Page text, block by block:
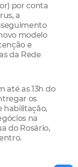
por conta
a
modelo
e
da Rede
até as 13h do
os
habilitação,
na
do Rosário,